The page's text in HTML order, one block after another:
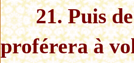
21. Puis
proférera à